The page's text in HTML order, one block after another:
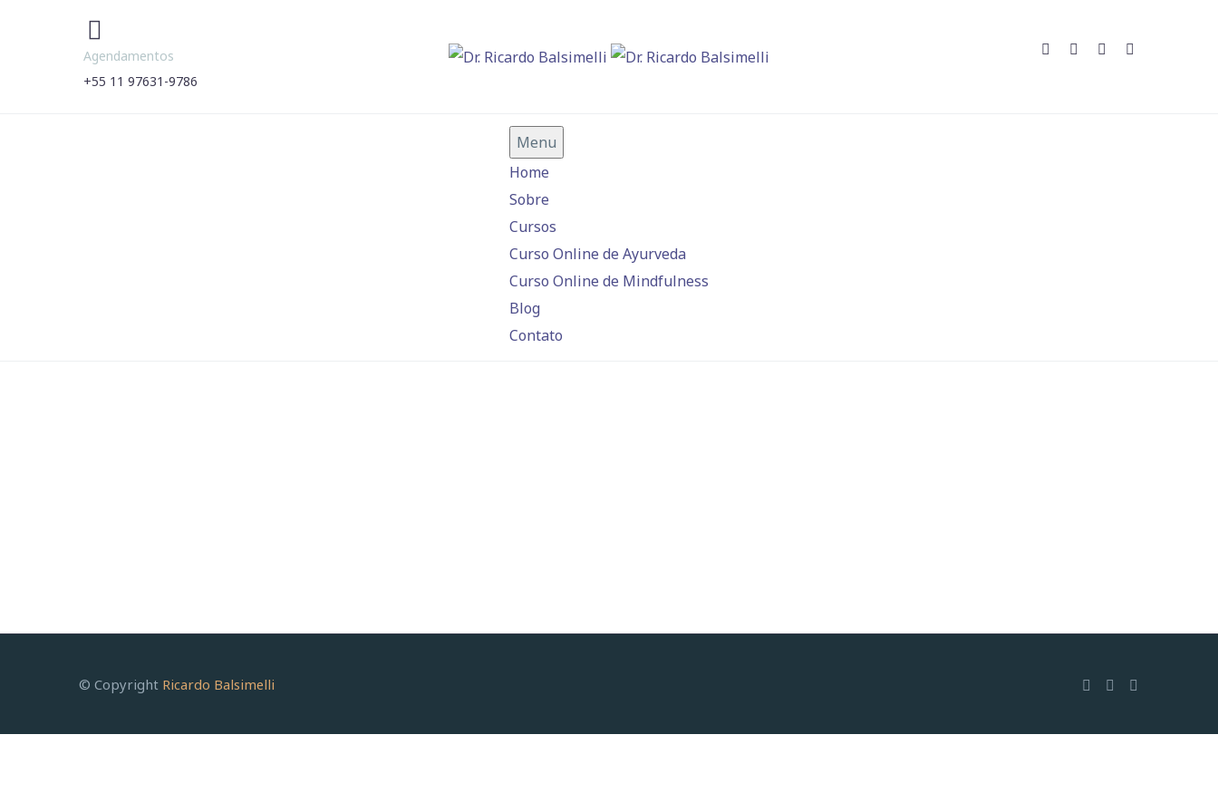


Agendamentos
+55 11 97631-9786
Menu
Home
Sobre
Cursos
Curso Online de Ayurveda
Curso Online de Mindfulness
Blog
Contato
© Copyright Ricardo Balsimelli